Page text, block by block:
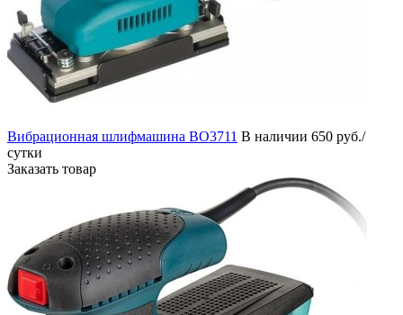
Вибрационная шлифмашина BO3711 В наличии 650 руб./
сутки
Заказать товар